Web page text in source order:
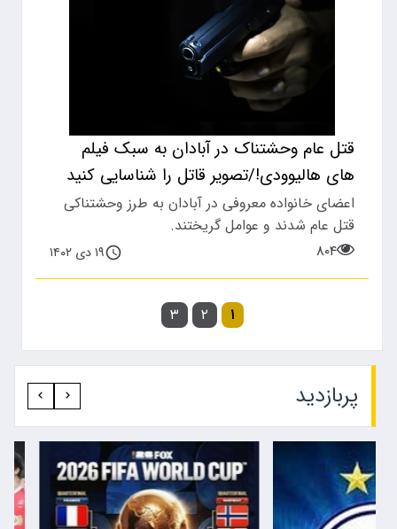
قتل عام وحشتناک در آبادان به سبک فیلم
های هالیوودی!/تصویر قاتل را شناسایی کنید
اعضای خانواده معروفی در آبادان به طرز وحشتناکی
قتل عام شدند و عوامل گریختند.
۸۰۴
۱۹ دی ۱۴۰۲
۱ ۲ ۳
پربازدید‍